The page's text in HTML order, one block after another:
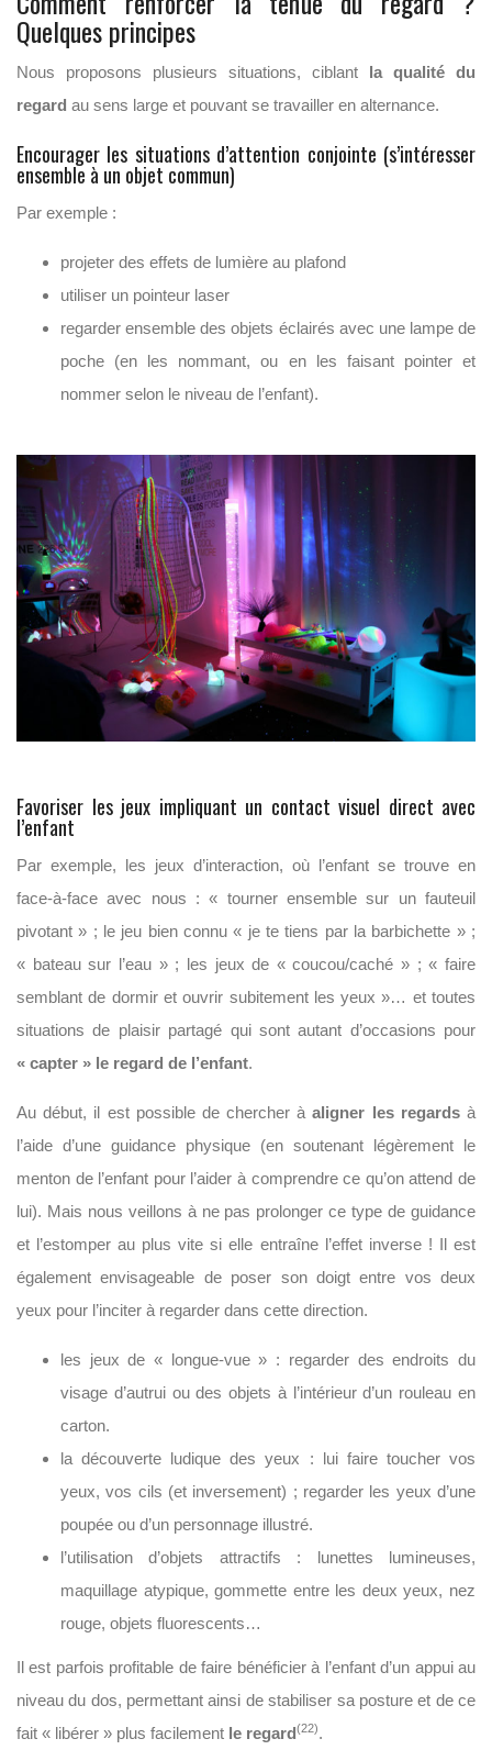
Quelques principes
Nous proposons plusieurs situations, ciblant la qualité du
regard au sens large et pouvant se travailler en alternance.
Encourager les situations d’attention conjointe (s’intéresser
ensemble à un objet commun)
Par exemple :
projeter des effets de lumière au plafond
utiliser un pointeur laser
regarder ensemble des objets éclairés avec une lampe de
poche (en les nommant, ou en les faisant pointer et
nommer selon le niveau de l’enfant).
Favoriser les jeux impliquant un contact visuel direct avec
l’enfant
Par exemple, les jeux d’interaction, où l’enfant se trouve en
face-à-face avec nous : « tourner ensemble sur un fauteuil
pivotant » ; le jeu bien connu « je te tiens par la barbichette » ;
« bateau sur l’eau » ; les jeux de «coucou/caché » ; « faire
semblant de dormir et ouvrir subitement les yeux »… et toutes
situations de plaisir partagé qui sont autant d’occasions pour
« capter » le regard de l’enfant.
Au début, il est possible de chercher àaligner les regardsà
l’aide d’une guidance physique (en soutenant légèrement le
menton de l’enfant pour l’aider à comprendre ce qu’on attend de
lui). Mais nous veillons à ne pas prolonger ce type de guidance
et l’estomper au plus vite si elle entraîne l’effet inverse ! Il est
également envisageable de poser son doigt entre vos deux
yeux pour l’inciter à regarder dans cette direction.
les jeux de « longue-vue » : regarder des endroits du
visage d’autrui ou des objets à l’intérieur d’un rouleau en
carton.
la découverte ludique des yeux : lui faire toucher vos
yeux, vos cils (et inversement) ; regarder les yeux d’une
poupée ou d’un personnage illustré.
l’utilisation d’objets attractifs : lunettes lumineuses,
maquillage atypique, gommette entre les deux yeux, nez
rouge, objets fluorescents…
Il est parfois profitable de faire bénéficier à l’enfant d’un appui au
niveau du dos, permettant ainsi de stabiliser sa posture et de ce
fait « libérer » plus facilement le regard(22).